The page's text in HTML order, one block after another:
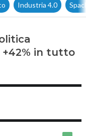
Industria 4.0
+42% in tutto